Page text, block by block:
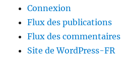
Connexion
Flux des publications
Flux des commentaires
Site de WordPress-FR